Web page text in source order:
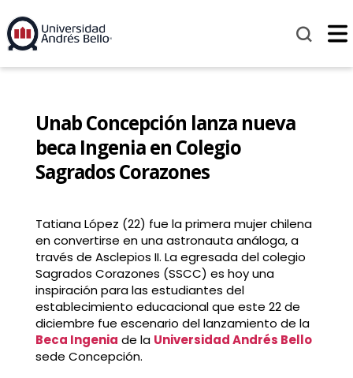
Unab Concepción lanza nueva
beca Ingenia en Colegio
Sagrados Corazones
Tatiana López (22) fue la primera mujer chilena
en convertirse en una astronauta análoga, a
través de Asclepios II. La egresada del colegio
Sagrados Corazones (SSCC) es hoy una
inspiración para las estudiantes del
establecimiento educacional que este 22 de
diciembre fue escenario del lanzamiento de la
Beca Ingenia de la Universidad Andrés Bello
sede Concepción.